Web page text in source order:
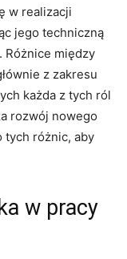
w realizacji
jego techniczną
Różnice ⁤między
z zakresu
każda ​z tych ról
rozwój nowego
tych ​różnic, aby
w pracy